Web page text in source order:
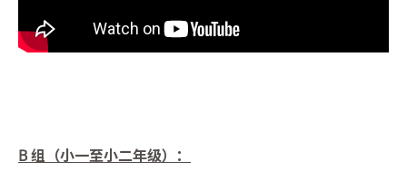
B组（小一至小二年级）：